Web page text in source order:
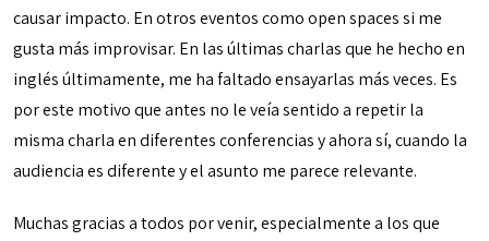
causar impacto. En otros eventos como open spaces si me
gusta más improvisar. En las últimas charlas que he hecho en
inglés últimamente, me ha faltado ensayarlas más veces. Es
por este motivo que antes no le veía sentido a repetir la
misma charla en diferentes conferencias y ahora sí, cuando la
audiencia es diferente y el asunto me parece relevante.
Muchas gracias a todos por venir, especialmente a los que